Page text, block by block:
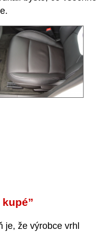
je, že výrobce vrhl